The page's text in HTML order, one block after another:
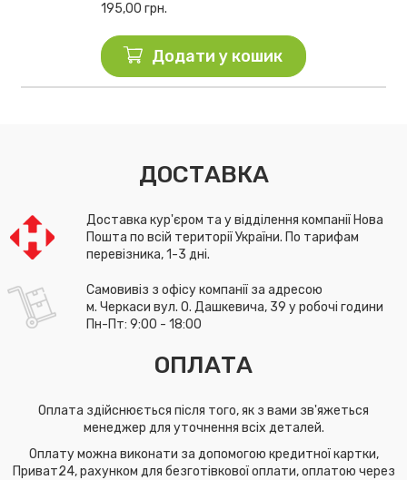
195,00 грн.
Додати у кошик
ДОСТАВКА
Доставка кур'єром та у відділення компанії Нова
Пошта по всій території України. По тарифам
перевізника, 1-3 дні.
Самовивіз з офісу компанії за адресою
м. Черкаси вул. О. Дашкевича, 39 у робочі години
Пн-Пт: 9:00 - 18:00
ОПЛАТА
Оплата здійснюється після того, як з вами зв'яжеться
менеджер для уточнення всіх деталей.
Оплату можна виконати за допомогою кредитної картки,
Приват24, рахунком для безготівкової оплати, оплатою через